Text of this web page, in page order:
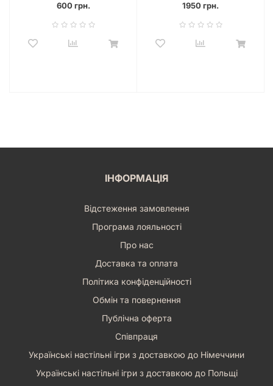
600 грн. 1950 грн.
ІНФОРМАЦІЯ
Відстеження замовлення
Програма лояльності
Про нас
Доставка та оплата
Політика конфіденційності
Обмін та повернення
Публічна оферта
Співпраця
Українські настільні ігри з доставкою до Німеччини
Українські настільні ігри з доставкою до Польщі